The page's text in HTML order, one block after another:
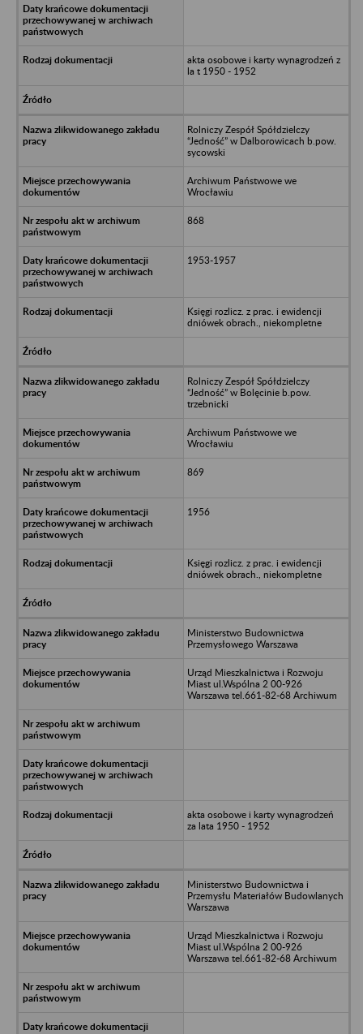
akta osobowe i karty wynagrodzeń z
la t 1950 - 1952
Rolniczy Zespół Spółdzielczy
“Jedność” w Dalborowicach b.pow.
sycowski
Archiwum Państwowe we
Wrocławiu
868
1953-1957
Księgi rozlicz. z prac. i ewidencji
dniówek obrach., niekompletne
Rolniczy Zespół Spółdzielczy
“Jedność” w Bolęcinie b.pow.
trzebnicki
Archiwum Państwowe we
Wrocławiu
869
1956
Księgi rozlicz. z prac. i ewidencji
dniówek obrach., niekompletne
Ministerstwo Budownictwa
Przemysłowego Warszawa
Urząd Mieszkalnictwa i Rozwoju
Miast ul.Wspólna 2 00-926
Warszawa tel.661-82-68 Archiwum
akta osobowe i karty wynagrodzeń
za lata 1950 - 1952
Ministerstwo Budownictwa i
Przemysłu Materiałów Budowlanych
Warszawa
Urząd Mieszkalnictwa i Rozwoju
Miast ul.Wspólna 2 00-926
Warszawa tel.661-82-68 Archiwum